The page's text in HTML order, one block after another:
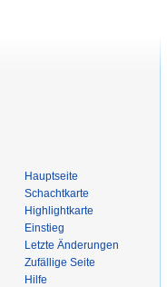
Hauptseite
Schachtkarte
Highlightkarte
Einstieg
Letzte Änderungen
Zufällige Seite
Hilfe